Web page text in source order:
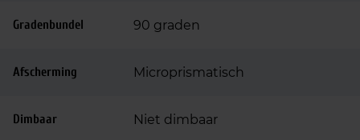
Gradenbundel 90 graden
Afscherming Microprismatisch
Dimbaar Niet dimbaar